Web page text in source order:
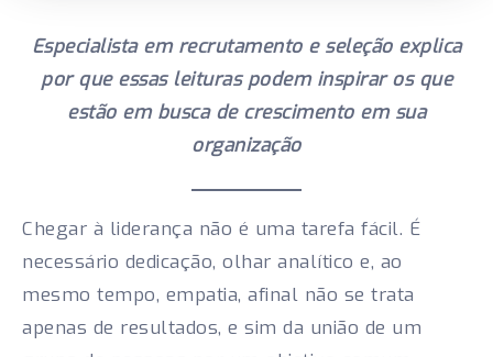
Especialista em recrutamento e seleção explica
por que essas leituras podem inspirar os que
estão em busca de crescimento em sua
organização
Chegar à liderança não é uma tarefa fácil. É
necessário dedicação, olhar analítico e, ao
mesmo tempo, empatia, afinal não se trata
apenas de resultados, e sim da união de um